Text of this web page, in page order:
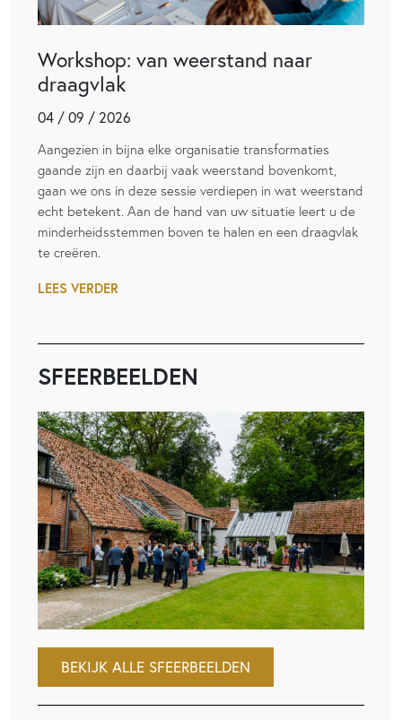
Workshop: van weerstand naar
draagvlak
04 / 09 / 2026
Aangezien in bijna elke organisatie transformaties
gaande zijn en daarbij vaak weerstand bovenkomt,
gaan we ons in deze sessie verdiepen in wat weerstand
echt betekent. Aan de hand van uw situatie leert u de
minderheidsstemmen boven te halen en een draagvlak
te creëren.
LEES VERDER
SFEERBEELDEN
BEKIJK ALLE SFEERBEELDEN